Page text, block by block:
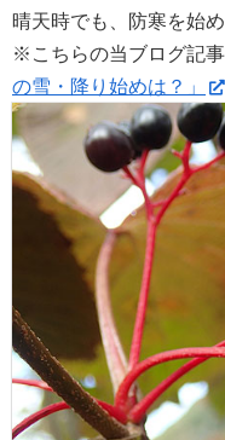
晴天時でも、防寒を始
※こちらの当ブログ記
の雪・降り始めは？」